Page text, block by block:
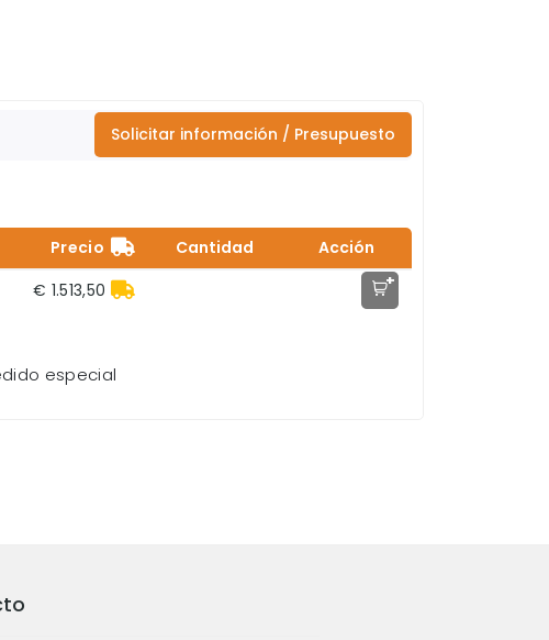
Solicitar información / Presupuesto
Precio Cantidad
Acción
€ 1.513,50 +
especial